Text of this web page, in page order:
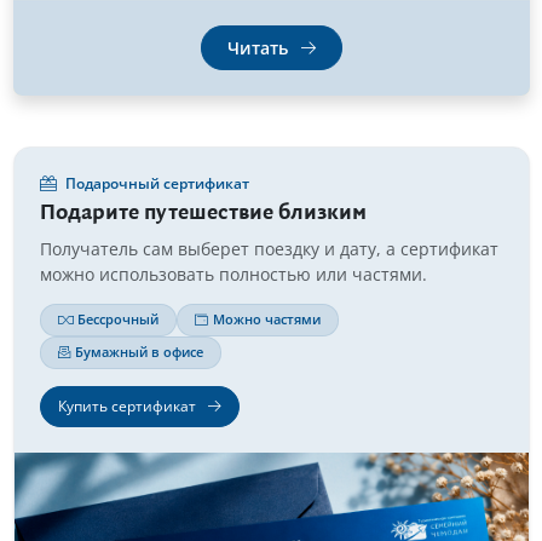
Читать
Подарочный сертификат
Подарите путешествие близким
Получатель сам выберет поездку и дату, а сертификат
можно использовать полностью или частями.
Бессрочный
Можно частями
Бумажный в офисе
Купить сертификат